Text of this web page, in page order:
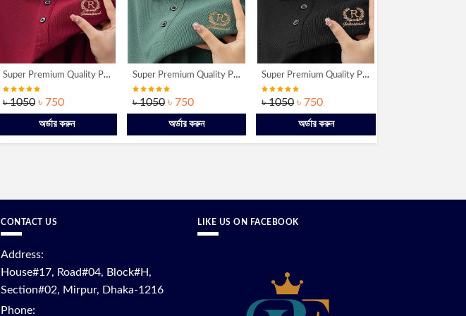
Super Premium Quality PK Cotton Polo Shirt [R-Olive]
৳ 1050 ৳ 750
অর্ডার করুন
Super Premium Quality PK Cotton Polo Shirt [R-Black]
৳ 1050 ৳ 750
অর্ডার করুন
Super Premium Quality PK Cotton Polo Shirt [R-White]
৳ 1050 ৳ 750
অর্ডার করুন
CONTACT US
Address:
House#17, Road#04, Block#H,
Section#02, Mirpur, Dhaka-1216
Phone:
LIKE US ON FACEBOOK